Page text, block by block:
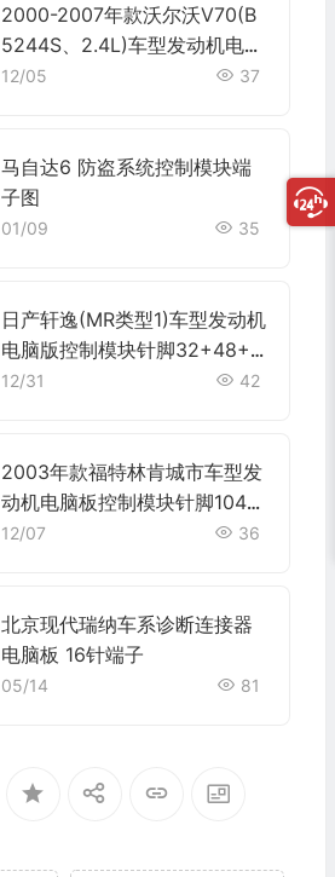
2000-2007年款沃尔沃V70(B
5244S、2.4L)车型发动机电脑
板控制模块针脚70+50针 端子
12/05 37
马自达6 防盗系统控制模块端
子图
01/09 35
日产轩逸(MR类型1)车型发动机
电脑版控制模块针脚32+48+3
2针 端子图
12/31 42
2003年款福特林肯城市车型发
动机电脑板控制模块针脚104针
端子图
12/07 36
北京现代瑞纳车系诊断连接器
电脑板 16针端子
05/14 81